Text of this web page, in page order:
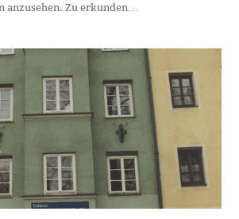
anzusehen. Zu erkunden…